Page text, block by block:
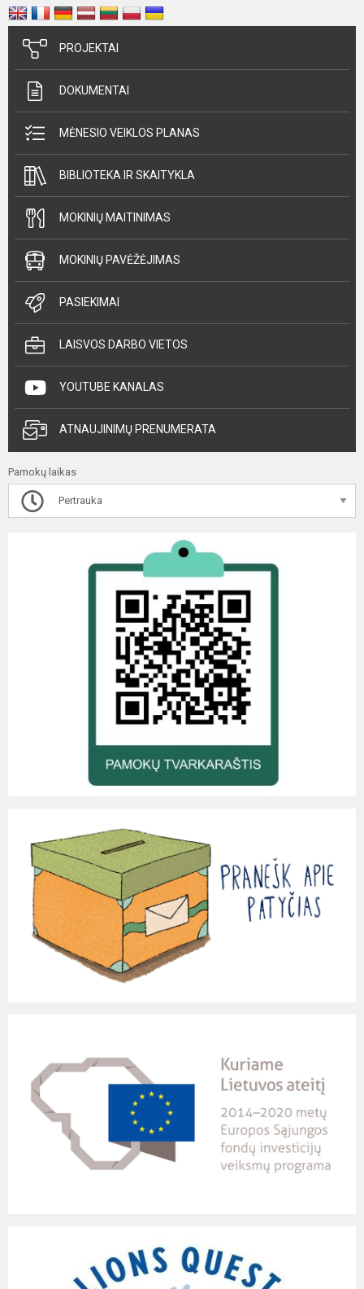
PROJEKTAI
DOKUMENTAI
MĖNESIO VEIKLOS PLANAS
BIBLIOTEKA IR SKAITYKLA
MOKINIŲ MAITINIMAS
MOKINIŲ PAVĖŽĖJIMAS
PASIEKIMAI
LAISVOS DARBO VIETOS
YOUTUBE KANALAS
ATNAUJINIMŲ PRENUMERATA
Pamokų laikas
Pertrauka